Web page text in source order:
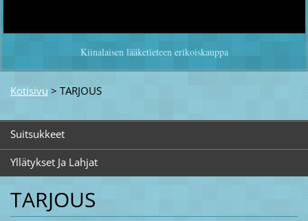
Kiinalaisen lääketieteen erikoiskauppa
Kotisivu > TARJOUS
Suitsukkeet
Yllätykset Ja Lahjat
TARJOUS